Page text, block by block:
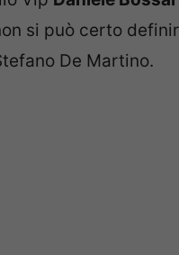
si può certo
De Martino.